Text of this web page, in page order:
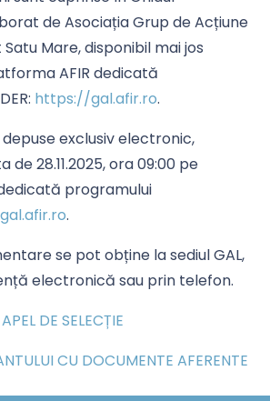
de Asociația Grup de Acțiune
Mare, disponibil mai jos
AFIR dedicată
https://gal.afir.ro.
exclusiv electronic,
de28.11.2025, ora 09:00 pe
programului
.
se pot obține la sediul GAL,
electronică sau prin telefon.
DE SELECȚIE
CU DOCUMENTE AFERENTE